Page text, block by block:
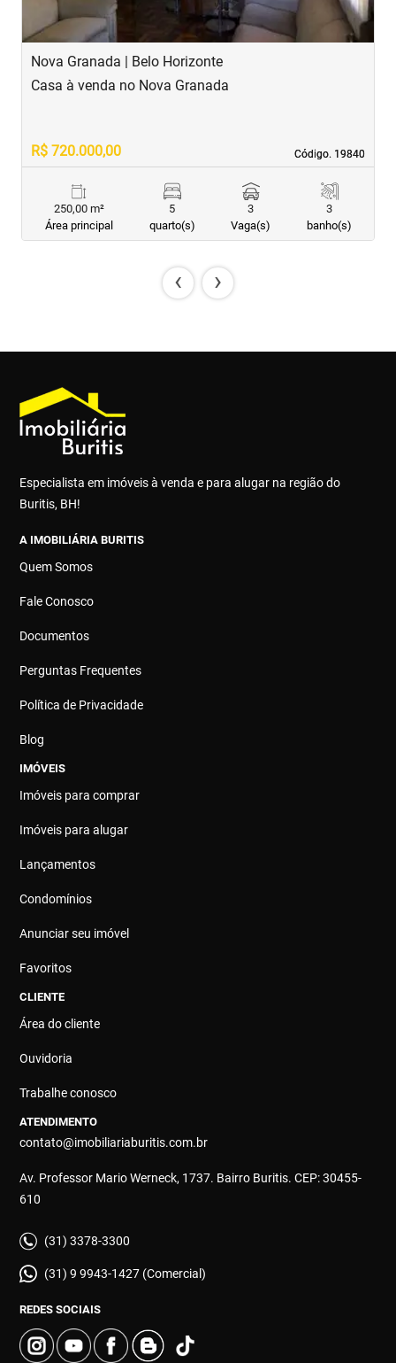
Nova Granada | Belo Horizonte
Código. 19840
Código. 19840
Casa à venda no Nova Granada
R$ 720.000,00
250,00 m²
Área principal
5
quarto(s)
3
Vaga(s)
3
banho(s)
‹ ›
Especialista em imóveis à venda e para alugar na região do
Buritis, BH!
A IMOBILIÁRIA BURITIS
Quem Somos
Fale Conosco
Documentos
Perguntas Frequentes
Política de Privacidade
Blog
IMÓVEIS
Imóveis para comprar
Imóveis para alugar
Lançamentos
Condomínios
Anunciar seu imóvel
Favoritos
CLIENTE
Área do cliente
Ouvidoria
Trabalhe conosco
ATENDIMENTO
contato@imobiliariaburitis.com.br
Av. Professor Mario Werneck, 1737. Bairro Buritis. CEP: 30455-
610
(31) 3378-3300
(31) 9 9943-1427 (Comercial)
REDES SOCIAIS